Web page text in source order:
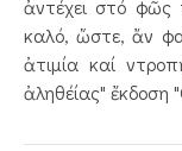
ἀντέχει στό φῶς
καλό, ὥστε, ἄν
ἀτιμία καί
ἀληθέίας" ἔκδοση